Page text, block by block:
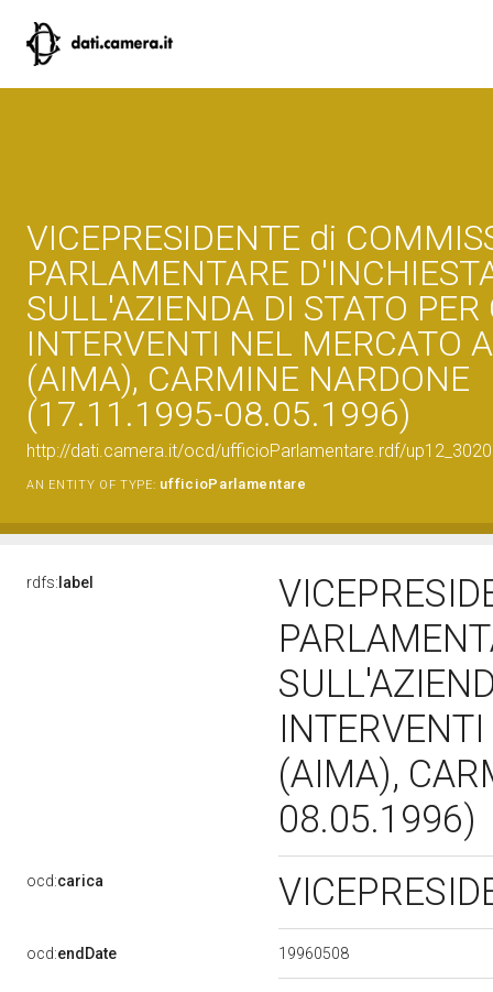
VICEPRESIDENTE di
PARLAMENTARE
SULL'AZIENDA DI STATO PER
INTERVENTI NEL MERCATO
(AIMA), CARMINE NARDONE
(17.11.1995-08.05.1996)
http://dati.camera.it/ocd/ufficioParlamentare.rdf/
AN ENTITY OF TYPE: ufficioParlamentare
rdfs: label
(AIMA),
08.05.1996)
ocd:carica
ocd:endDate 19960508